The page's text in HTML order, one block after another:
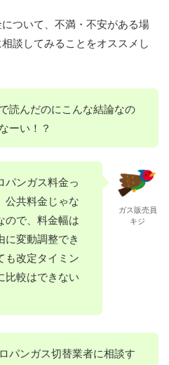
ついて、不満・不安がある場
談してみることをオススメし
読んだのにこんな結論なの
ーい！？
パンガス料金っ
公共料金じゃな
ので、料金幅は
に変動調整でき
も改定タイミン
比較はできない
ガス販売員
キジ
パンガス切替業者に相談す